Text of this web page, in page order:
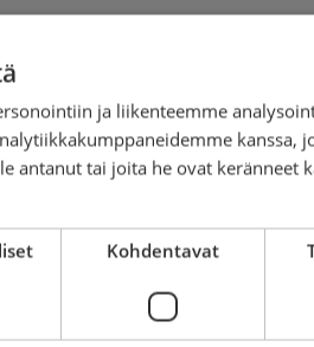
Hinauksen
Kouvolassa
osoitetiedot
Antamalla
ja liikenteemme
kanssa,
antanut tai joita he ovat keränneet
Kohdentavat